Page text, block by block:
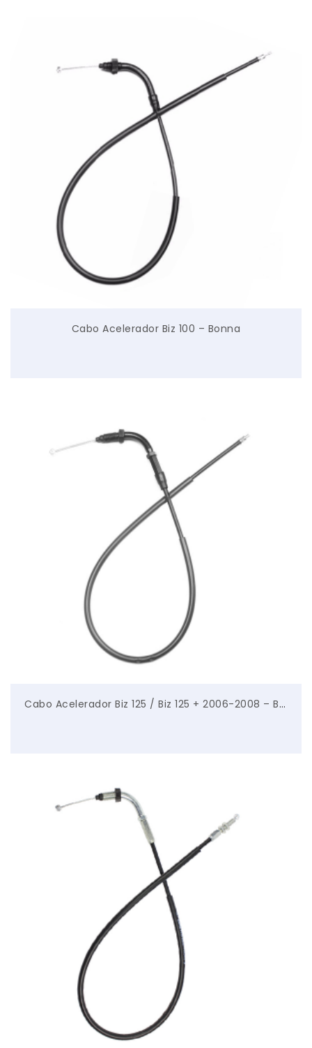
Cabo Acelerador Biz 100 – Bonna
Cabo Acelerador Biz 125 / Biz 125 + 2006-2008 – Bonna